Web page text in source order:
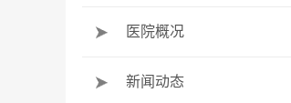
医院概况
新闻动态